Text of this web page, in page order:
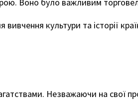
Воно було важливим
культури та історії
Незважаючи на свої